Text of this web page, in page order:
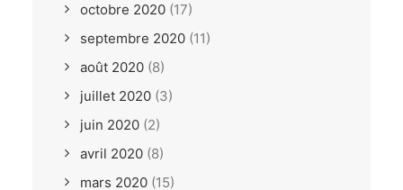
octobre 2020 (17)
septembre 2020 (11)
août 2020 (8)
juillet 2020 (3)
juin 2020 (2)
avril 2020 (8)
mars 2020 (15)